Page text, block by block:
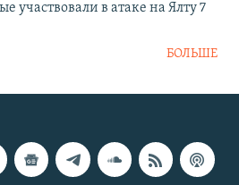
участвовали в атаке на Ялту 7
БОЛЬШЕ